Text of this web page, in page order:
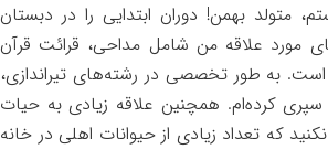
متولد بهمن! دوران ابتدایی را در دبستان
مورد علاقه من شامل مداحی، قرائت قرآن
به طور تخصصی در رشته‌های تیراندازی،
کرده‌ام. همچنین علاقه زیادی به حیات
که تعداد زیادی از حیوانات اهلی در خانه